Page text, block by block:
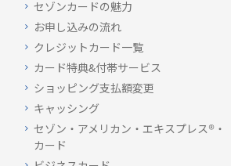
セゾンカードの魅力
お申し込みの流れ
クレジットカード一覧
カード特典&付帯サービス
ショッピング支払額変更
キャッシング
セゾン・アメリカン・エキスプレス®・
カード